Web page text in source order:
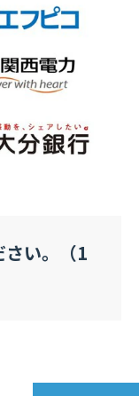
さい。（1